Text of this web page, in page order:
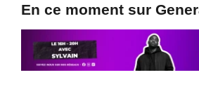
En ce moment sur